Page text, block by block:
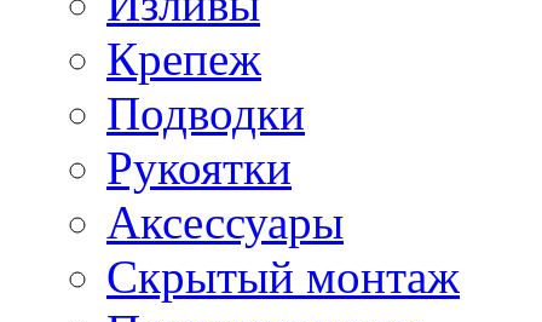
Крепеж
Подводки
Рукоятки
Аксессуары
Скрытый монтаж